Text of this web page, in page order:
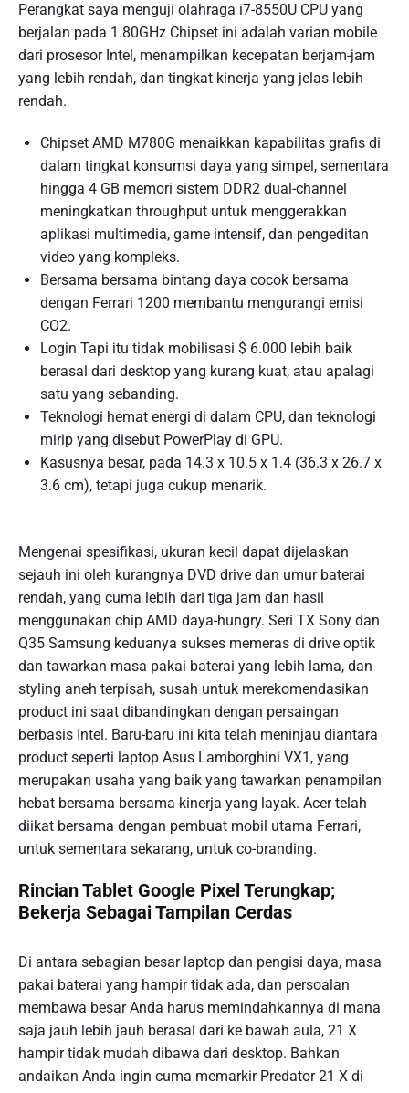
Perangkat saya menguji olahraga i7-8550U CPU yang
berjalan pada 1.80GHz Chipset ini adalah varian mobile
dari prosesor Intel, menampilkan kecepatan berjam-jam
yang lebih rendah, dan tingkat kinerja yang jelas lebih
rendah.
Chipset AMD M780G menaikkan kapabilitas grafis di
dalam tingkat konsumsi daya yang simpel, sementara
hingga 4 GB memori sistem DDR2 dual-channel
meningkatkan throughput untuk menggerakkan
aplikasi multimedia, game intensif, dan pengeditan
video yang kompleks.
Bersama bersama bintang daya cocok bersama
dengan Ferrari 1200 membantu mengurangi emisi
CO2.
Login Tapi itu tidak mobilisasi $ 6.000 lebih baik
berasal dari desktop yang kurang kuat, atau apalagi
satu yang sebanding.
Teknologi hemat energi di dalam CPU, dan teknologi
mirip yang disebut PowerPlay di GPU.
Kasusnya besar, pada 14.3 x 10.5 x 1.4 (36.3 x 26.7 x
3.6 cm), tetapi juga cukup menarik.
Mengenai spesifikasi, ukuran kecil dapat dijelaskan
sejauh ini oleh kurangnya DVD drive dan umur baterai
rendah, yang cuma lebih dari tiga jam dan hasil
menggunakan chip AMD daya-hungry. Seri TX Sony dan
Q35 Samsung keduanya sukses memeras di drive optik
dan tawarkan masa pakai baterai yang lebih lama, dan
styling aneh terpisah, susah untuk merekomendasikan
product ini saat dibandingkan dengan persaingan
berbasis Intel. Baru-baru ini kita telah meninjau diantara
product seperti laptop Asus Lamborghini VX1, yang
merupakan usaha yang baik yang tawarkan penampilan
hebat bersama bersama kinerja yang layak. Acer telah
diikat bersama dengan pembuat mobil utama Ferrari,
untuk sementara sekarang, untuk co-branding.
Rincian Tablet Google Pixel Terungkap;
Bekerja Sebagai Tampilan Cerdas
Di antara sebagian besar laptop dan pengisi daya, masa
pakai baterai yang hampir tidak ada, dan persoalan
membawa besar Anda harus memindahkannya di mana
saja jauh lebih jauh berasal dari ke bawah aula, 21 X
hampir tidak mudah dibawa dari desktop. Bahkan
andaikan Anda ingin cuma memarkir Predator 21 X di